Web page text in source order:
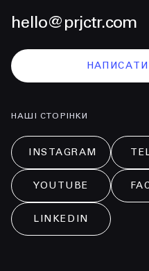
hello@prjctr.com
НАПИСАТИ
НАШІ СТОРІНКИ
INSTAGRAM
YOUTUBE
LINKEDIN